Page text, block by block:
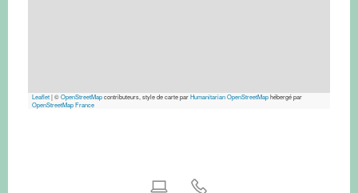
Leaflet|©OpenStreetMapcontributeurs, style de carte parHumanitarian OpenStreetMaphébergé par
OpenStreetMap France